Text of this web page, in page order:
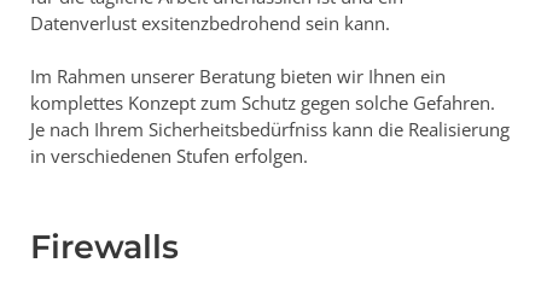
Datenverlust exsitenzbedrohend sein kann.
Im Rahmen unserer Beratung bieten wir Ihnen ein
komplettes Konzept zum Schutz gegen solche Gefahren.
Je nach Ihrem Sicherheitsbedürfniss kann die Realisierung
in verschiedenen Stufen erfolgen.
Firewalls